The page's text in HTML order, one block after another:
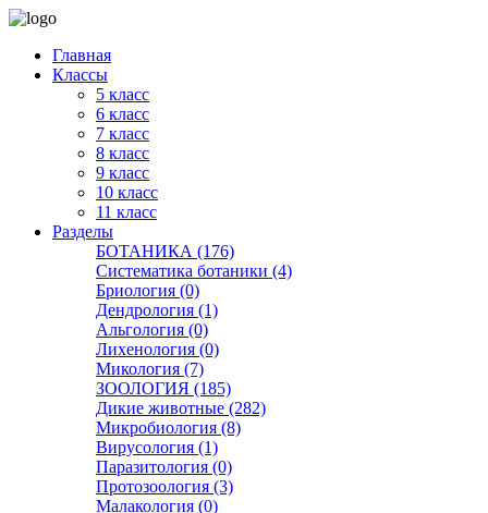
Главная
Классы
5 класс
6 класс
7 класс
8 класс
9 класс
10 класс
11 класс
Разделы
БОТАНИКА (176)
Систематика ботаники (4)
Бриология (0)
Дендрология (1)
Альгология (0)
Лихенология (0)
Микология (7)
ЗООЛОГИЯ (185)
Дикие животные (282)
Микробиология (8)
Вирусология (1)
Паразитология (0)
Протозоология (3)
Малакология (0)